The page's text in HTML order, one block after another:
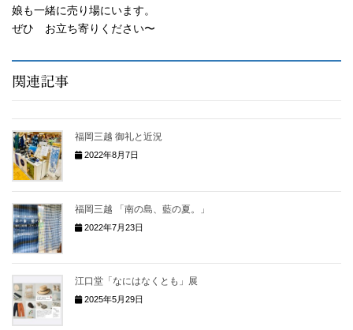
娘も一緒に売り場にいます。
ぜひ お立ち寄りください〜
関連記事
福岡三越 御礼と近況
2022年8月7日
福岡三越 「南の島、藍の夏。」
2022年7月23日
江口堂「なにはなくとも」展
2025年5月29日